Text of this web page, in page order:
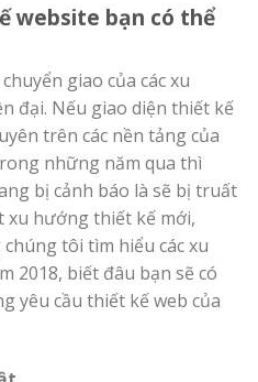
website bạn có thể
giao của các xu
đại. Nếu giao diện thiết kế
trên các nền tảng của
những năm qua thì
bị cảnh báo là sẽ bị truất
xu hướng thiết kế mới,
tôi tìm hiểu các xu
2018, biết đâu bạn sẽ có
yêu cầu thiết kế web của